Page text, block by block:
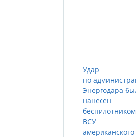
Удар
по
Энергодара
нанесен
беспилотником
ВСУ
американского